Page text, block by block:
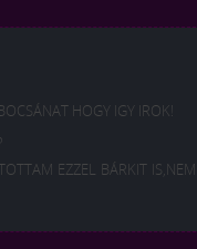
HOGY IGY IROK!
EZZEL BÁRKIT IS,NEM